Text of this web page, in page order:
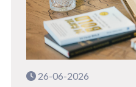
26-06-2026